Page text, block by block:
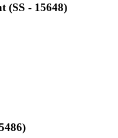
(SS - 15648)